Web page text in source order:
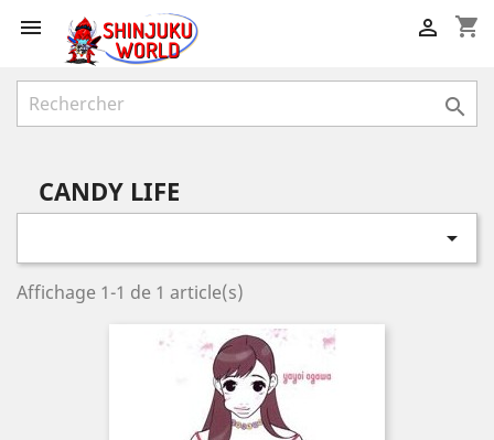
 shopping_cart


CANDY LIFE

Affichage 1-1 de 1 article(s)